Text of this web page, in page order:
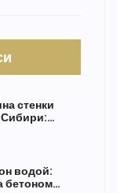
стенки
водой:
бетоном